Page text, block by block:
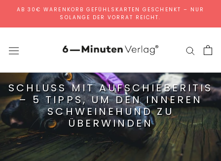
DirektAB 30€ WARENKORB GEFÜHLSKARTEN GESCHENKT – NUR
SOLANGE DER VORRAT REICHT.
SCHLUSS MIT AUFSCHIEBERITIS
– 5 TIPPS, UM DEN INNEREN
SCHWEINEHUND ZU
ÜBERWINDEN